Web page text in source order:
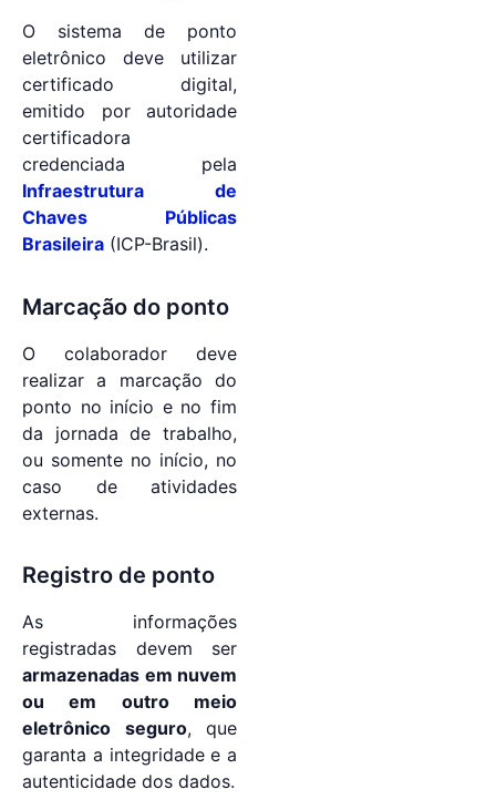
O sistema de ponto
eletrônico deve utilizar
certificado digital,
emitido por autoridade
certificadora
credenciada pela
Infraestrutura de
Chaves Públicas
Brasileira (ICP-Brasil).
Marcação do ponto
O colaborador deve
realizar a marcação do
ponto no início e no fim
da jornada de trabalho,
ou somente no início, no
caso de atividades
externas.
Registro de ponto
As informações
registradas devem ser
armazenadas em nuvem
ou em outro meio
eletrônico seguro, que
garanta a integridade e a
autenticidade dos dados.